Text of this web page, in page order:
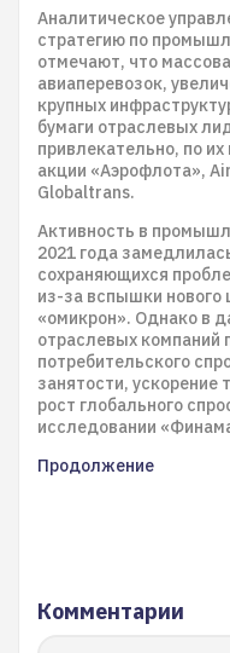
Аналитическое
стратегию по
отмечают, что
авиаперевозок,
крупных
бумаги отраслевых
привлекательно, по
акции «Аэрофлота»,
Globaltrans.
Активность в
2021 года
сохраняющихся
из-за вспышки
«омикрон». Однако в
отраслевых компаний
потребительского
занятости, ускорение
рост глобального
исследовании
Продолжение
Комментарии